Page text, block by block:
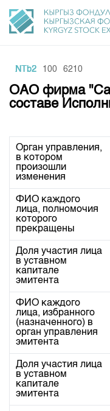
Финансовый рынок KG
Общая
Акционеры
Руководство
Внутренний
Комитеты
Участники торгов
Наши партнеры
Cтратегия
Корпоративные
Контакты
Направления
Товарно-сырьевой
Листинг
Центр раскрытия
Тарифы
Аналитика
Финансовый
Пресс-клуб
25 лет ЗАО КФБ
Нормативная
Биржевая
Депозитарная
Центр раскрытия
Статистика
Итоги последних
Архив торгов
Индекс и
Котировки по ЦБ
Котировки по
Расписание
Результаты
Объем ГЦБ в
Результаты
Учебный центр
Общая
План работы на год
KKNTb2 100 6210
ОАО фирма
составе
Орган управления,
в котором
произошли
изменения
ФИО каждого
лица, полномочия
которого
прекращены
Доля участия лица
в уставном
капитале
эмитента
ФИО каждого
лица, избранного
(назначенного) в
орган управления
эмитента
Доля участия лица
в уставном
капитале
эмитента